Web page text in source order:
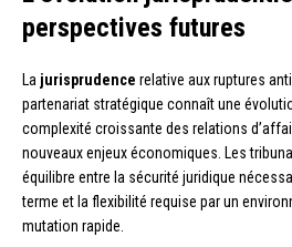
perspectives futures
La jurisprudence relative aux ruptures
partenariat stratégique connaît une
complexité croissante des relations
nouveaux enjeux économiques. Les
équilibre entre la sécurité juridique
terme et la flexibilité requise par un
mutation rapide.